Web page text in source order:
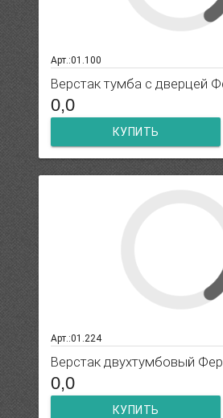
Арт.:01.100
Верстак тумба с дверцей
0,0
КУПИТЬ
Арт.:01.224
Верстак двухтумбовый
0,0
КУПИТЬ